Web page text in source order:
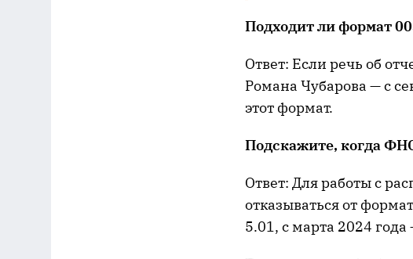
Подходит ли формат
Ответ: Если речь об
Романа Чубарова — с
этот формат.
Подскажите, когда
Ответ: Для работы с
отказываться от
5.01, с марта 2024 года